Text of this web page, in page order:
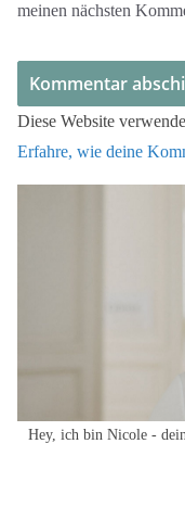
meinen nächsten
Diese Website
Erfahre, wie deine
Hey, ich bin Nicole -